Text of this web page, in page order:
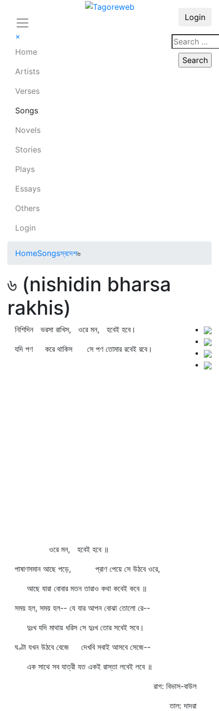
×
Home
Artists
Verses
Songs
Novels
Stories
Plays
Essays
Others
Login
Login
HomeSongsস্বদেশ৬
৬ (nishidin bharsa
rakhis)
নিশিদিন ভরসা রাখিস, ওরে মন, হবেই হবে।
যদি পণ করে থাকিস সে পণ তোমার রবেই রবে।
ওরে মন, হবেই হবে ॥
পাষাণসমান আছে পড়ে, প্রাণ পেয়ে সে উঠবে ওরে,
আছে যারা বোবার মতন তারাও কথা কবেই কবে ॥
সময় হল, সময় হল-- যে যার আপন বোঝা তোলো রে--
দুঃখ যদি মাথায় ধরিস সে দুঃখ তোর সবেই সবে।
ঘণ্টা যখন উঠবে বেজে দেখবি সবাই আসবে সেজে--
এক সাথে সব যাত্রী যত একই রাস্তা লবেই লবে ॥
রাগ: বিভাস-বাউল
তাল: দাদরা